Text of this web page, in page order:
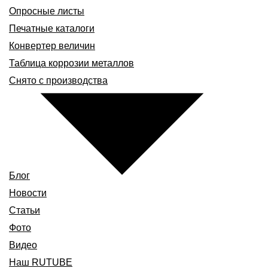
Опросные листы
Печатные каталоги
Конвертер величин
Таблица коррозии металлов
Снято с производства
Блог
Новости
Статьи
Фото
Видео
Наш RUTUBE